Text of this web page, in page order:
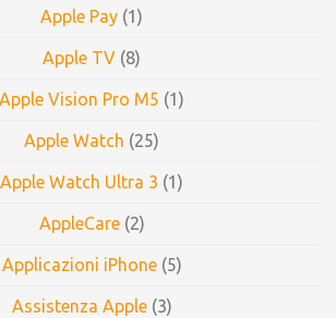
Apple Pay (1)
Apple TV (8)
Apple Vision Pro M5 (1)
Apple Watch (25)
Apple Watch Ultra 3 (1)
AppleCare(2)
Applicazioni iPhone(5)
Assistenza Apple(3)